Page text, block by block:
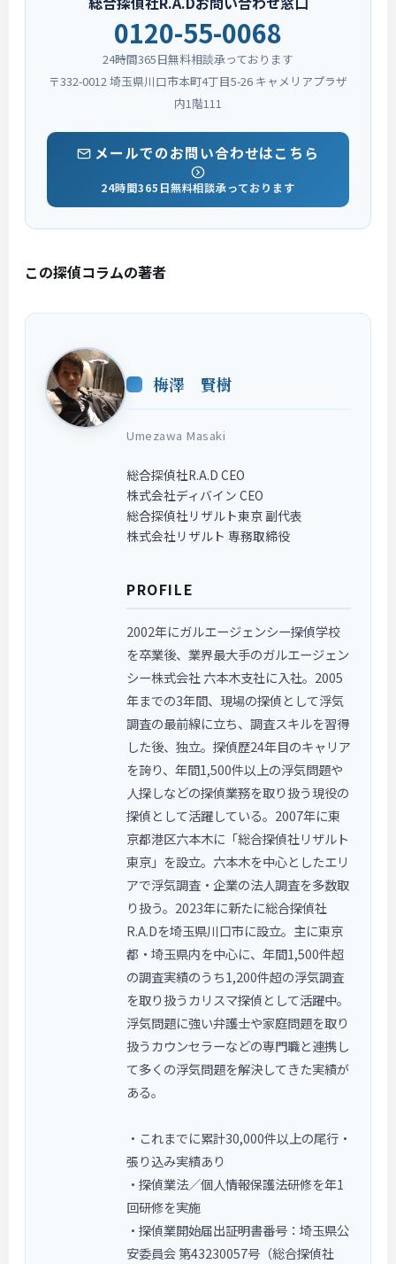
0120-55-0068
24時間365日無料相談承っております
〒332-0012 埼玉県川口市本町4丁目5-26 キャメリアプラザ
内1階111
メールでのお問い合わせはこちら
24時間365日無料相談承っております
この探偵コラムの著者
梅澤 賢樹
Umezawa Masaki
総合探偵社R.A.D CEO
株式会社ディバイン CEO
総合探偵社リザルト東京 副代表
株式会社リザルト 専務取締役
PROFILE
2002年にガルエージェンシー探偵学校
を卒業後、業界最大手のガルエージェン
シー株式会社 六本木支社に入社。2005
年までの3年間、現場の探偵として浮気
調査の最前線に立ち、調査スキルを習得
した後、独立。探偵歴24年目のキャリア
を誇り、年間1,500件以上の浮気問題や
人探しなどの探偵業務を取り扱う現役の
探偵として活躍している。2007年に東
京都港区六本木に「総合探偵社リザルト
東京」を設立。六本木を中心としたエリ
アで浮気調査・企業の法人調査を多数取
り扱う。2023年に新たに総合探偵社
R.A.Dを埼玉県川口市に設立。主に東京
都・埼玉県内を中心に、年間1,500件超
の調査実績のうち1,200件超の浮気調査
を取り扱うカリスマ探偵として活躍中。
浮気問題に強い弁護士や家庭問題を取り
扱うカウンセラーなどの専門職と連携し
て多くの浮気問題を解決してきた実績が
ある。
・これまでに累計30,000件以上の尾行・
張り込み実績あり
・探偵業法／個人情報保護法研修を年1
回研修を実施
・探偵業開始届出証明書番号：埼玉県公
安委員会 第43230057号（総合探偵社